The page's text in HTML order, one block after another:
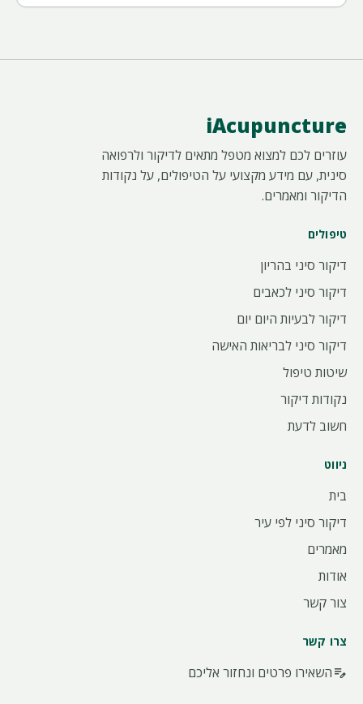
iAcupuncture
עוזרים לכם למצוא מטפל מתאים לדיקור ולרפואה
סינית, עם מידע מקצועי על הטיפולים, על נקודות
הדיקור ומאמרים.
טיפולים
דיקור סיני בהריון
דיקור סיני לכאבים
דיקור לבעיות היום יום
דיקור סיני לבריאות האישה
שיטות טיפול
נקודות דיקור
חשוב לדעת
ניווט
בית
דיקור סיני לפי עיר
מאמרים
אודות
צור קשר
צרו קשר
edit_noteהשאירו פרטים ונחזור אליכם